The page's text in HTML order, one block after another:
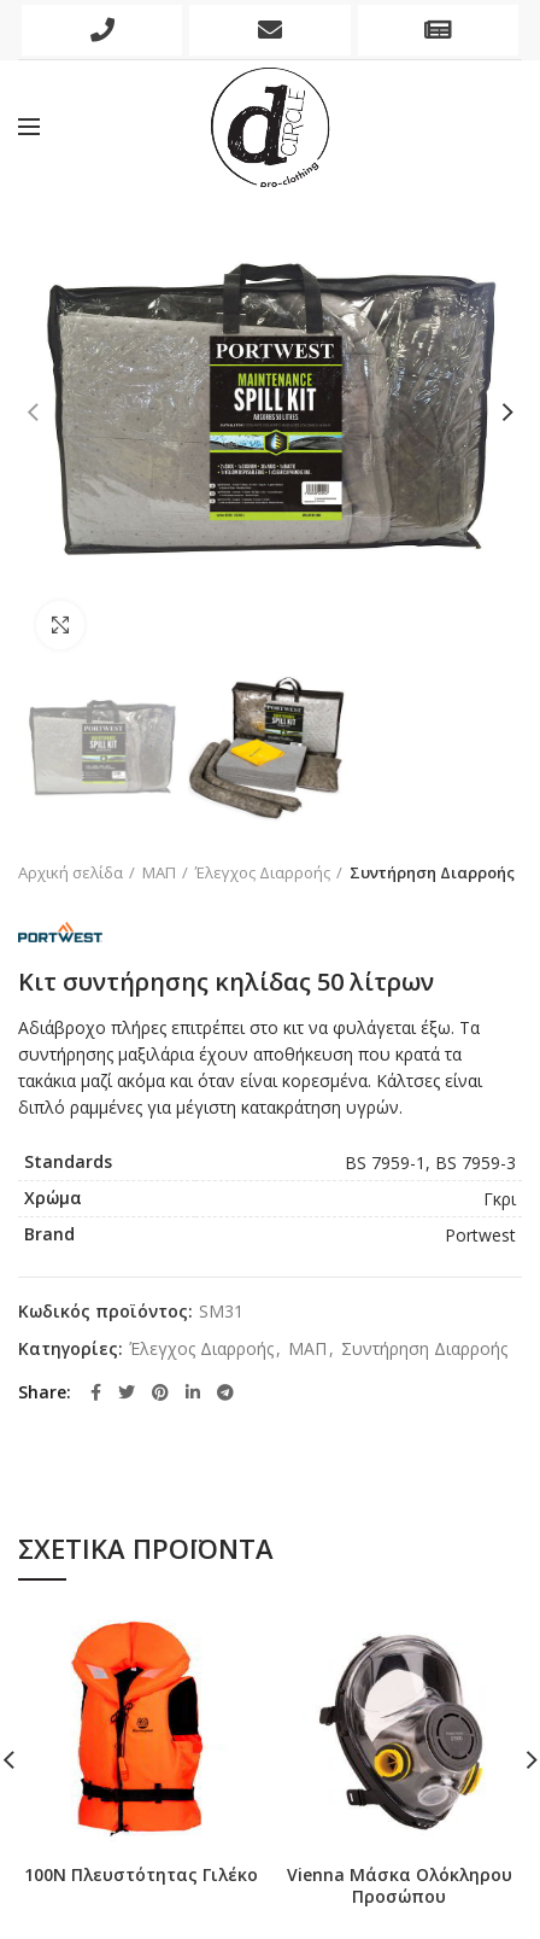
Phone
Mobile
Αρχική σελίδα ΜΑΠ Έλεγχος Διαρροής Συντήρηση Διαρροής
Κιτ συντήρησης κηλίδας 50 λίτρων
Αδιάβροχο πλήρες επιτρέπει στο κιτ να φυλάγεται έξω. Τα
συντήρησης μαξιλάρια έχουν αποθήκευση που κρατά τα
τακάκια μαζί ακόμα και όταν είναι κορεσμένα. Κάλτσες είναι
διπλό ραμμένες για μέγιστη κατακράτηση υγρών.
Standards
BS 7959-1, BS 7959-3
Χρώμα
Γκρι
Brand
Portwest
Κωδικός προϊόντος: SM31
Κατηγορίες: Έλεγχος Διαρροής, ΜΑΠ , Συντήρηση Διαρροής
Share
ΣΧΕΤΙΚΆ ΠΡΟΪΌΝΤΑ
100N Πλευστότητας Γιλέκο
Vienna Μάσκα Ολόκληρου
Προσώπου